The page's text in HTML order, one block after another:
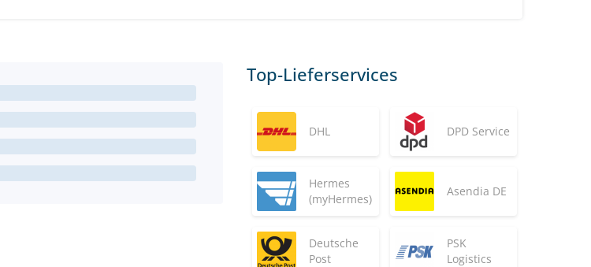
Top-Lieferservices
DHL DPD Service
Hermes
(myHermes)
Asendia DE
Deutsche
Post
PSK
Logistics